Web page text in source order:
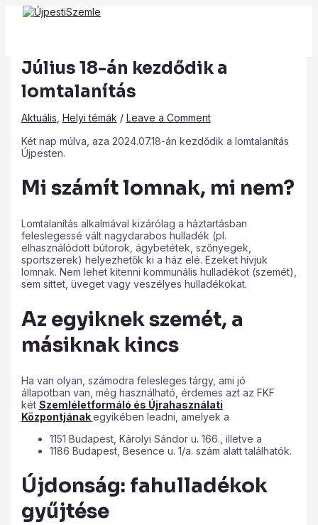
Skip
Main
Menu
Július 18-án kezdődik a
lomtalanítás
Aktuális Helyi témák / Leave a Comment
Két nap múlva, aza 2024.07.18-án kezdődik a lomtalanítás
Újpesten.
Mi számít lomnak, mi nem?
Lomtalanítás alkalmával kizárólag a háztartásban
feleslegessé vált nagydarabos hulladék (pl.
elhasználódott bútorok, ágybetétek, szőnyegek,
sportszerek) helyezhetők ki a ház elé. Ezeket hívjuk
lomnak. Nem lehet kitenni kommunális hulladékot (szemét),
sem sittet, üveget vagy veszélyes hulladékokat.
Az egyiknek szemét, a
másiknak kincs
Ha van olyan, számodra felesleges tárgy, ami jó
állapotban van, még használható, érdemes azt az FKF
két Szemléletformáló és Újrahasználati
Központjának egyikében leadni, amelyek a
1151 Budapest, Károlyi Sándor u. 166., illetve a
1186 Budapest, Besence u. 1/a. szám alatt találhatók.
Újdonság: fahulladékok
gyűjtése
Post
navigation
Type
here..
Name*
Email*
Website